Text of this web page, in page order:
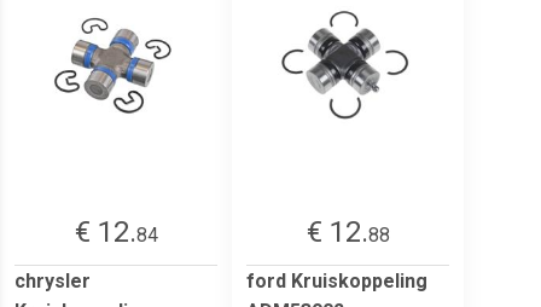
€ 12.84
chrysler
€ 12.88
ford Kruiskoppeling